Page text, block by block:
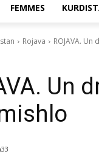
FEMMES
Rojava ROJAVA.
Un